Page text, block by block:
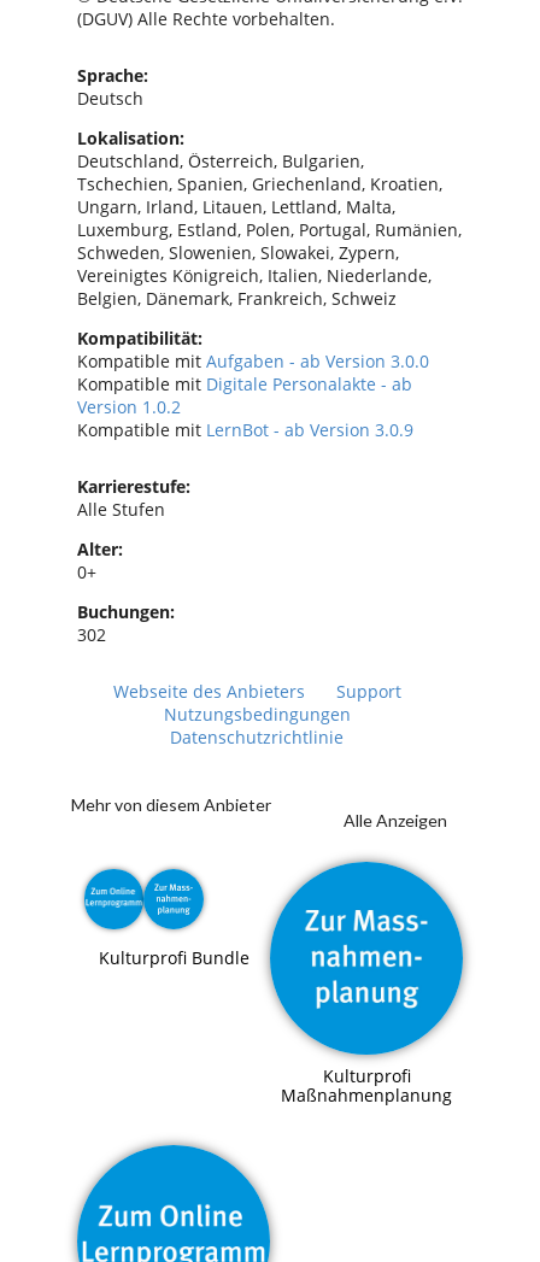
(DGUV) Alle Rechte vorbehalten.
Sprache:
Deutsch
Lokalisation:
Deutschland, Österreich, Bulgarien,
Tschechien, Spanien, Griechenland, Kroatien,
Ungarn, Irland, Litauen, Lettland, Malta,
Luxemburg, Estland, Polen, Portugal, Rumänien,
Schweden, Slowenien, Slowakei, Zypern,
Vereinigtes Königreich, Italien, Niederlande,
Belgien, Dänemark, Frankreich, Schweiz
Kompatibilität:
Kompatible mit Aufgaben - ab Version 3.0.0
Kompatible mit Digitale Personalakte - ab
Version 1.0.2
Kompatible mit LernBot - ab Version 3.0.9
Karrierestufe:
Alle Stufen
Alter:
0+
Buchungen:
302
Webseite des Anbieters
Support
Nutzungsbedingungen
Datenschutzrichtlinie
Mehr von diesem Anbieter
Alle Anzeigen
Kulturprofi Bundle
Kulturprofi
Maßnahmenplanung